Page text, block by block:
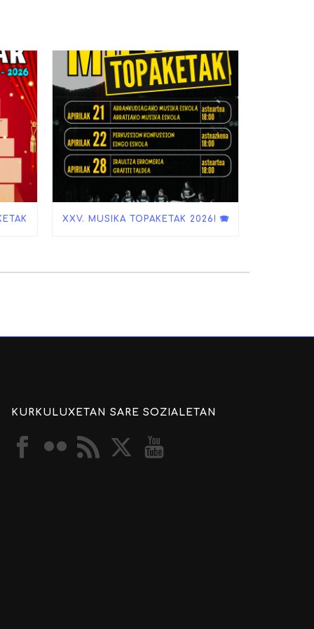
XXV. MUSIKA TOPAKETAK 2026! 🪗
KURKULUXETAN SARE SOZIALETAN